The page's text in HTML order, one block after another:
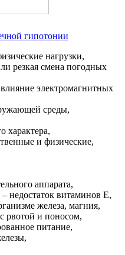
гипотонии
нагрузки,
резкая смена погодных
электромагнитных
среды,
характера,
и физические,
аппарата,
недостаток витаминов Е,
железа, магния,
рвотой и поносом,
питание,